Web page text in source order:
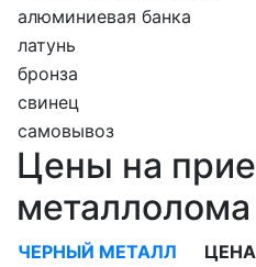
алюминиевая банка
латунь
бронза
свинец
самовывоз
Цены на
металлолома
ЧЕРНЫЙ МЕТАЛЛ